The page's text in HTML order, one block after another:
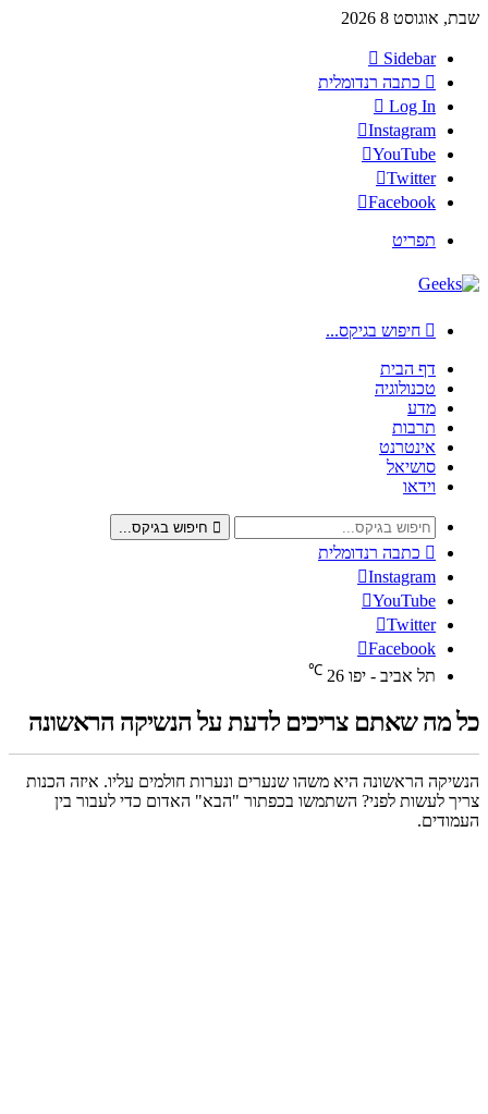
שבת, אוגוסט 8 2026
Sidebar
כתבה רנדומלית
Log In
Instagram
YouTube
Twitter
Facebook
תפריט
חיפוש בגיקס...
דף הבית
טכנולוגיה
מדע
תרבות
אינטרנט
סושיאל
וידאו
חיפוש בגיקס...
כתבה רנדומלית
Instagram
YouTube
Twitter
Facebook
תל אביב - יפו 26
℃
כל מה שאתם צריכים לדעת על הנשיקה הראשונה
הנשיקה הראשונה היא משהו שנערים ונערות חולמים עליו. איזה הכנות
צריך לעשות לפני? השתמשו בכפתור "הבא" האדום כדי לעבור בין
העמודים.